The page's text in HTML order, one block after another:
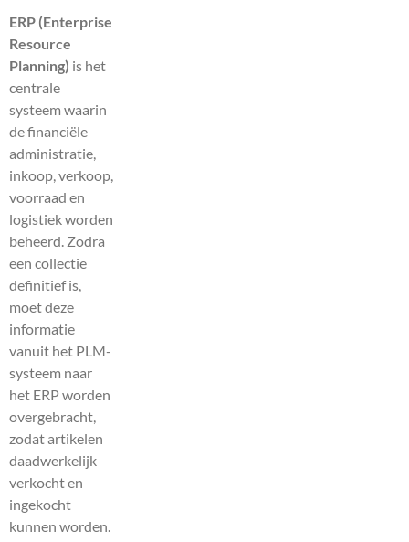
ERP (Enterprise
Resource
Planning) is het
centrale
systeem waarin
de financiële
administratie,
inkoop, verkoop,
voorraad en
logistiek worden
beheerd. Zodra
een collectie
definitief is,
moet deze
informatie
vanuit het PLM-
systeem naar
het ERP worden
overgebracht,
zodat artikelen
daadwerkelijk
verkocht en
ingekocht
kunnen worden.